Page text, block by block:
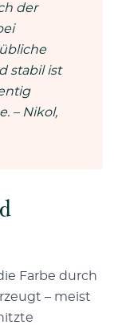
der
stabil ist
– Nikol,
Farbe durch
– meist